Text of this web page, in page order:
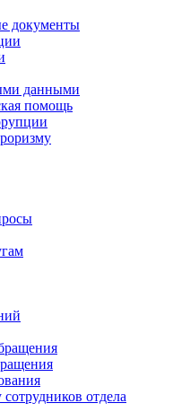
документы
данными
помощь
отдела